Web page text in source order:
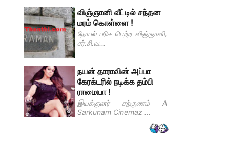
விஞ்ஞானி வீட்டில் சந்தன
மரம் கொள்ளை !
நோபல் பரிசு பெற்ற விஞ்ஞானி,
சர்.சி.வ...
நயன் தாராவின் அப்பா
கேரக்டரில் நடிக்க தம்பி
ராமையா !
இயக்குனர் சற்குணம் A
Sarkunam Cinemaz ...